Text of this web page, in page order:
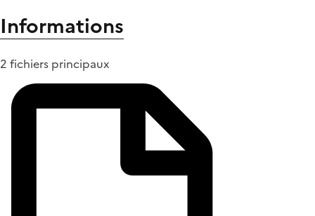
Informations
2 fichiers principaux